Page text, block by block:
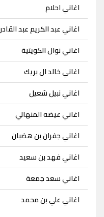
اغاني احلام
اغاني عبد الكريم عبد القادر
اغاني نوال الكويتية
اغاني خالد ال بريك
اغاني نبيل شعيل
اغاني عيضه المنهالي
اغاني جفران بن هضبان
اغاني فهد بن سعيد
اغاني سعد جمعة
اغاني علي بن محمد